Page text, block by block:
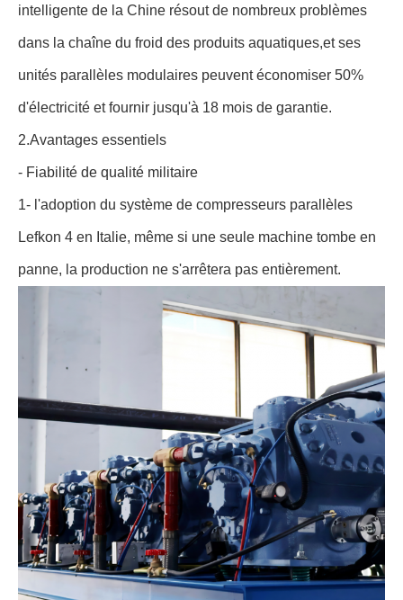
intelligente de la Chine résout de nombreux problèmes
dans la chaîne du froid des produits aquatiques,et ses
unités parallèles modulaires peuvent économiser 50%
d'électricité et fournir jusqu'à 18 mois de garantie.
2.Avantages essentiels
- Fiabilité de qualité militaire
1- l'adoption du système de compresseurs parallèles
Lefkon 4 en Italie, même si une seule machine tombe en
panne, la production ne s'arrêtera pas entièrement.